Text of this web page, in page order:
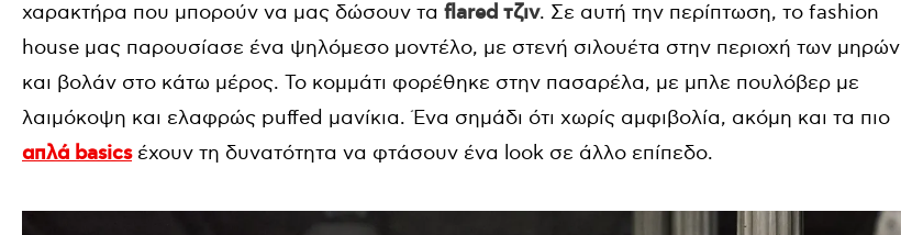
χαρακτήρα που μπορούν να μας δώσουν τα flared τζιν. Σε αυτή την περίπτωση, το fashion
house μας παρουσίασε ένα ψηλόμεσο μοντέλο, με στενή σιλουέτα στην περιοχή των μηρών
και βολάν στο κάτω μέρος. Το κομμάτι φορέθηκε στην πασαρέλα, με μπλε πουλόβερ με
λαιμόκοψη και ελαφρώς puffed μανίκια. Ένα σημάδι ότι χωρίς αμφιβολία, ακόμη και τα πιο
απλά basicsέχουν τη δυνατότητα να φτάσουν ένα look σε άλλο επίπεδο.